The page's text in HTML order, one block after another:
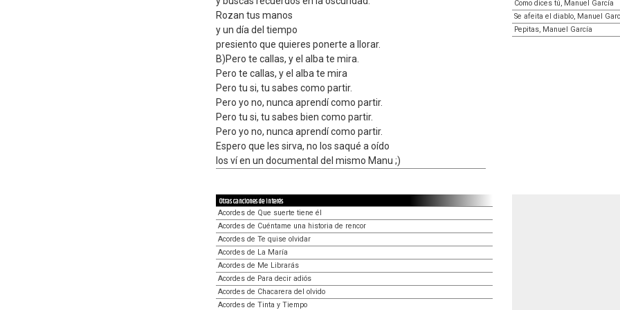
Rozan tus manos
y un día del tiempo
presiento que quieres ponerte a llorar.
B)Pero te callas, y el alba te mira.
Pero te callas, y el alba te mira
Pero tu si, tu sabes como partir.
Pero yo no, nunca aprendí como partir.
Pero tu si, tu sabes bien como partir.
Pero yo no, nunca aprendí como partir.
Espero que les sirva, no los saqué a oído
los ví en un documental del mismo Manu ;)
Como dices tú, Manuel García
Se afeita el diablo, Manuel
Pepitas, Manuel García
Otras canciones de interés
Acordes de Que suerte tiene él
Acordes de Cuéntame una historia de rencor
Acordes de Te quise olvidar
Acordes de La María
Acordes de Me Librarás
Acordes de Para decir adiós
Acordes de Chacarera del olvido
Acordes de Tinta y Tiempo